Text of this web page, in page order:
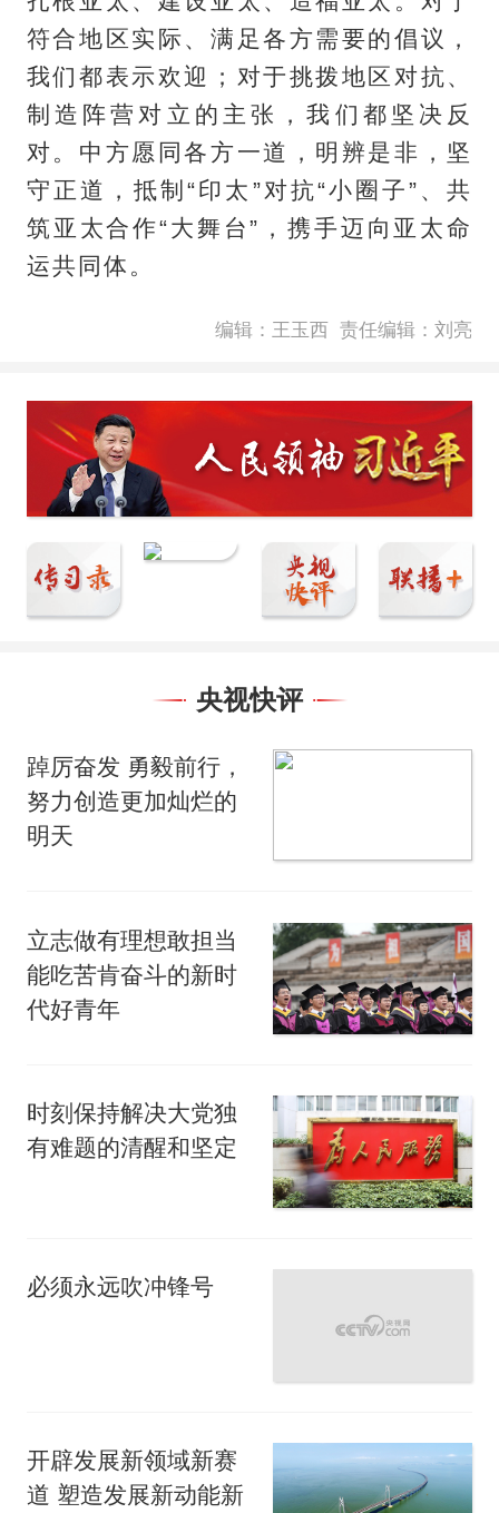
符合地区实际、满足各方需要的倡议，
我们都表示欢迎；对于挑拨地区对抗、
制造阵营对立的主张，我们都坚决反
对。中方愿同各方一道，明辨是非，坚
守正道，抵制“印太”对抗“小圈子”、共
筑亚太合作“大舞台”，携手迈向亚太命
运共同体。
编辑：王玉西 责任编辑：刘亮
央视快评
踔厉奋发 勇毅前行，
努力创造更加灿烂的
明天
立志做有理想敢担当
能吃苦肯奋斗的新时
代好青年
时刻保持解决大党独
有难题的清醒和坚定
必须永远吹冲锋号
开辟发展新领域新赛
道 塑造发展新动能新